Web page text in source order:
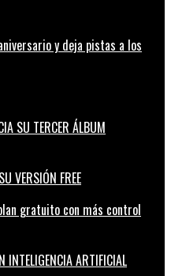
y deja pistas a los
SU TERCER ÁLBUM
gratuito con más control